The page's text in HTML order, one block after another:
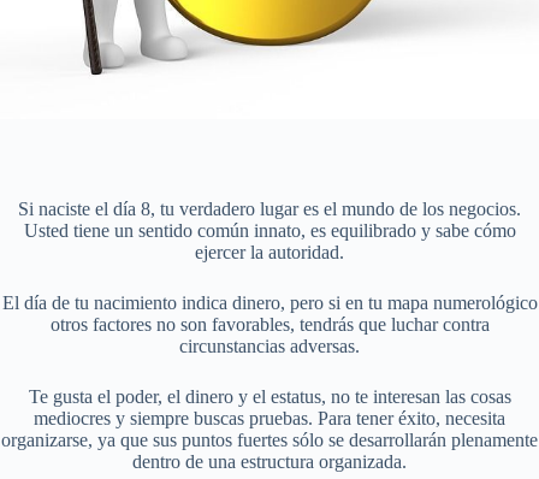
Si naciste el día 8, tu verdadero lugar es el mundo de los negocios.
Usted tiene un sentido común innato, es equilibrado y sabe cómo
ejercer la autoridad.
El día de tu nacimiento indica dinero, pero si en tu mapa numerológico
otros factores no son favorables, tendrás que luchar contra
circunstancias adversas.
Te gusta el poder, el dinero y el estatus, no te interesan las cosas
mediocres y siempre buscas pruebas. Para tener éxito, necesita
organizarse, ya que sus puntos fuertes sólo se desarrollarán plenamente
dentro de una estructura organizada.